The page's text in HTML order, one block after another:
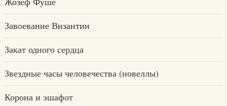
Завоевание Византии
Закат одного сердца
Звездные часы человечества (новеллы)
Корона и эшафот